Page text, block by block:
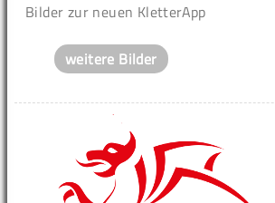
Bilder zur neuen KletterApp
weitere Bilder